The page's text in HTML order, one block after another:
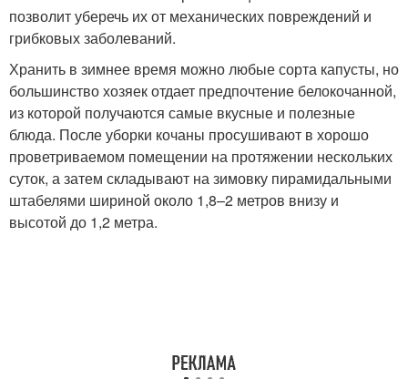
позволит уберечь их от механических повреждений и
грибковых заболеваний.
Хранить в зимнее время можно любые сорта капусты, но
большинство хозяек отдает предпочтение белокочанной,
из которой получаются самые вкусные и полезные
блюда. После уборки кочаны просушивают в хорошо
проветриваемом помещении на протяжении нескольких
суток, а затем складывают на зимовку пирамидальными
штабелями шириной около 1,8–2 метров внизу и
высотой до 1,2 метра.